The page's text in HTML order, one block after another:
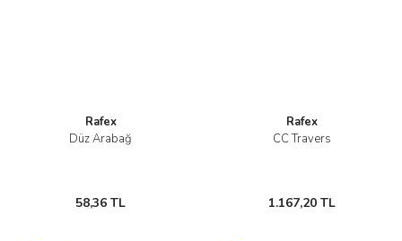
Rafex
Düz Arabağ
58,36 TL
Rafex
CC Travers
1.167,20 TL